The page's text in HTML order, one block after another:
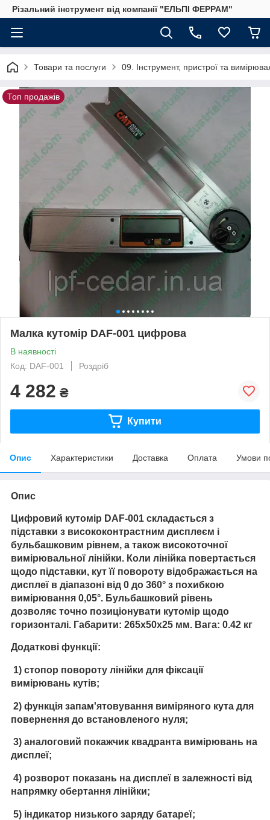
Різальний інструмент від компанії "ЕЛЬПІ ФЕРРАМ"
Товари та послуги 09. Інструмент, пристрої та
Топ продажів
Малка кутомір DAF-001 цифрова
В наявності
Код: DAF-001
Роздріб
4 282 ₴
Купити
Опис Характеристики Доставка Оплата Умови
Опис
Цифровий кутомір DAF-001 складається з
підставки з висококонтрастним дисплеєм і
бульбашковим рівнем, а також високоточної
вимірювальної лінійки. Коли лінійка повертається
щодо підставки, кут її повороту відображається на
дисплеї в діапазоні від 0 до 360° з похибкою
вимірювання 0,05°. Бульбашковий рівень
дозволяє точно позиціонувати кутомір щодо
горизонталі. Габарити: 265x50x25 мм. Вага: 0.42 кг
Додаткові функції:
1) стопор повороту лінійки для фіксації
вимірювань кутів;
2) функція запам'ятовування виміряного кута для
повернення до встановленого нуля;
3) аналоговий покажчик квадранта вимірювань на
дисплеї;
4) розворот показань на дисплеї в залежності від
напрямку обертання лінійки;
5) індикатор низького заряду батареї;